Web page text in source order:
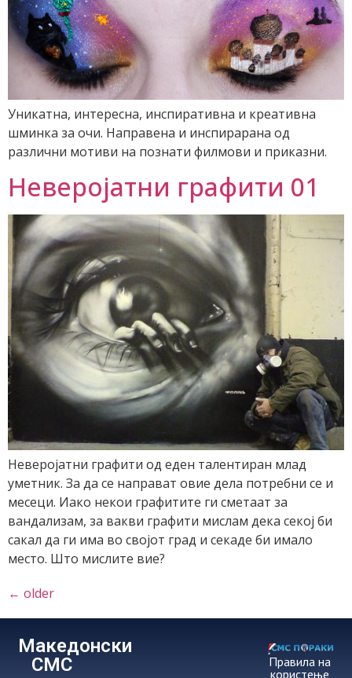
Уникатна, интересна, инспиративна и креативна
шминка за очи. Направена и инспирарана од
различни мотиви на познати филмови и приказни.
Неверојатни графити 01
Неверојатни графити од еден талентиран млад
уметник. За да се направат овие дела потребни се и
месеци. Иако некои графитите ги сметаат за
вандализам, за вакви графити мислам дека секој би
сакал да ги има во својот град и секаде би имало
место. Што мислите вие?
← older
Македонски
СМС
Правила на
користење